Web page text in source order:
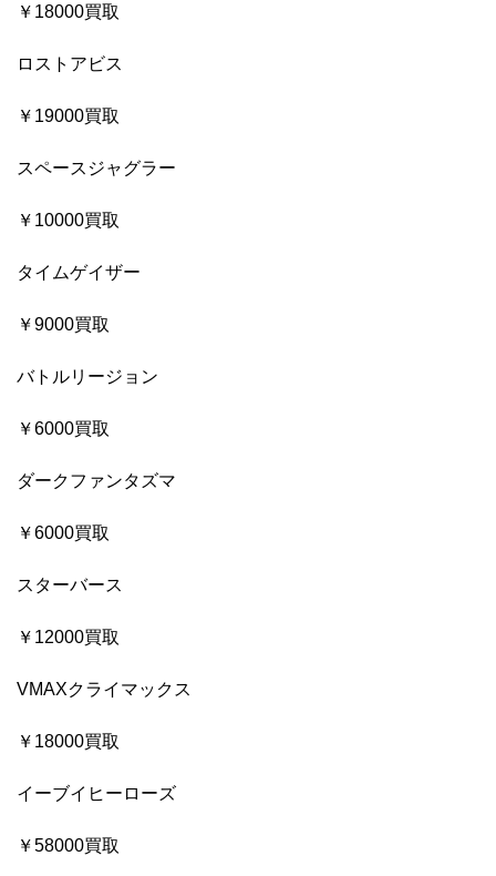
￥18000買取
ロストアビス
￥19000買取
スペースジャグラー
￥10000買取
タイムゲイザー
￥9000買取
バトルリージョン
￥6000買取
ダークファンタズマ
￥6000買取
スターバース
￥12000買取
VMAXクライマックス
￥18000買取
イーブイヒーローズ
￥58000買取